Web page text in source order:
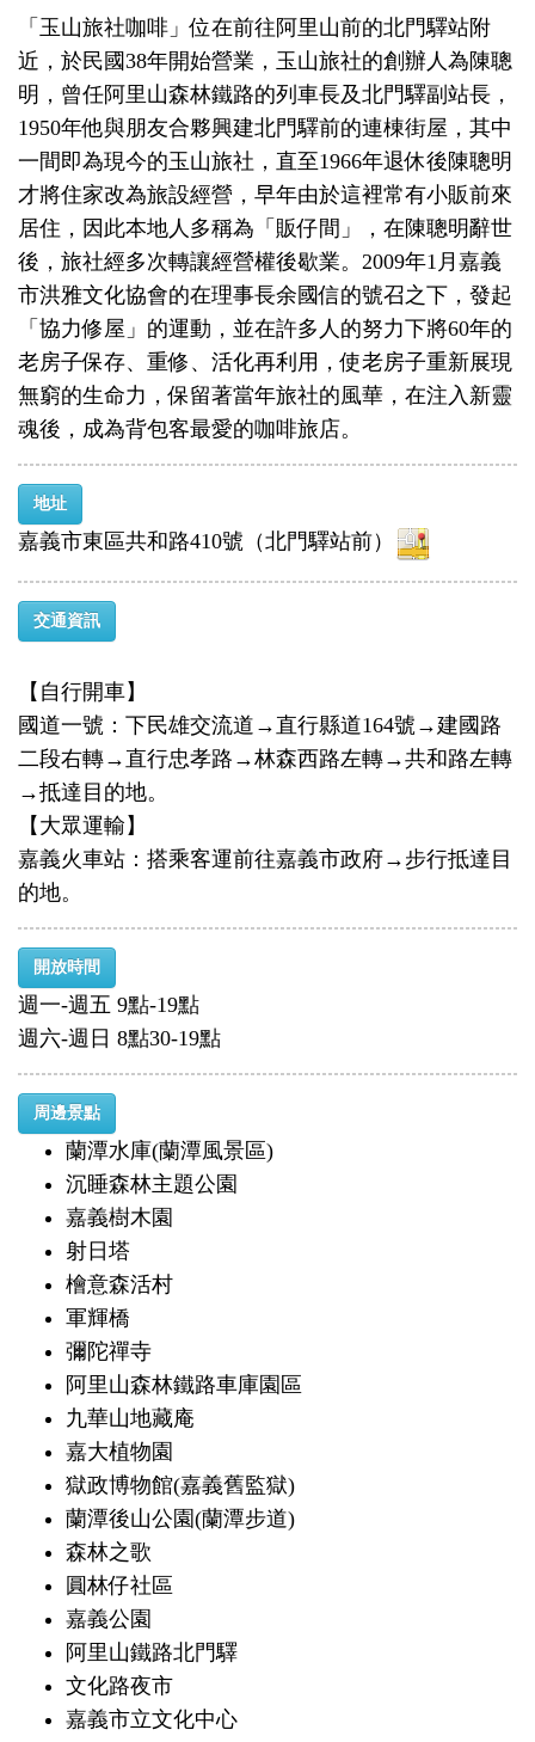
「玉山旅社咖啡」位在前往阿里山前的北門驛站附
近，於民國38年開始營業，玉山旅社的創辦人為陳聰
明，曾任阿里山森林鐵路的列車長及北門驛副站長，
1950年他與朋友合夥興建北門驛前的連棟街屋，其中
一間即為現今的玉山旅社，直至1966年退休後陳聰明
才將住家改為旅設經營，早年由於這裡常有小販前來
居住，因此本地人多稱為「販仔間」，在陳聰明辭世
後，旅社經多次轉讓經營權後歇業。2009年1月嘉義
市洪雅文化協會的在理事長余國信的號召之下，發起
「協力修屋」的運動，並在許多人的努力下將60年的
老房子保存、重修、活化再利用，使老房子重新展現
無窮的生命力，保留著當年旅社的風華，在注入新靈
魂後，成為背包客最愛的咖啡旅店。
地址
嘉義市東區共和路410號（北門驛站前）
交通資訊
【自行開車】
國道一號：下民雄交流道→直行縣道164號→建國路
二段右轉→直行忠孝路→林森西路左轉→共和路左轉
→抵達目的地。
【大眾運輸】
嘉義火車站：搭乘客運前往嘉義市政府→步行抵達目
的地。
開放時間
週一-週五 9點-19點
週六-週日 8點30-19點
周邊景點
蘭潭水庫(蘭潭風景區)
沉睡森林主題公園
嘉義樹木園
射日塔
檜意森活村
軍輝橋
彌陀禪寺
阿里山森林鐵路車庫園區
九華山地藏庵
嘉大植物園
獄政博物館(嘉義舊監獄)
蘭潭後山公園(蘭潭步道)
森林之歌
圓林仔社區
嘉義公園
阿里山鐵路北門驛
文化路夜市
嘉義市立文化中心